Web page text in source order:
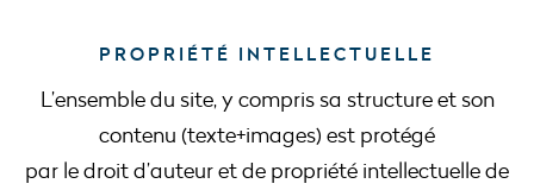
PROPRIÉTÉ INTELLECTUELLE
L’ensemble du site, y compris sa structure et son
contenu (texte+images) est protégé
par le droit d’auteur et de propriété intellectuelle de